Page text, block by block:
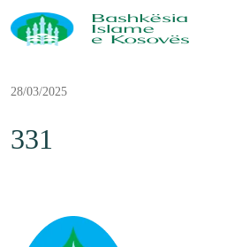
28/03/2025
331